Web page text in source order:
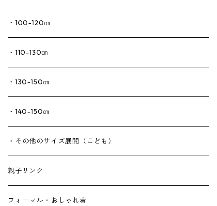
・100-120㎝
・110-130㎝
・130-150㎝
・140-150㎝
・その他のサイズ展開（こども）
親子リンク
フォーマル・おしゃれ着